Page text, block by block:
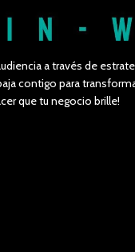
a través de
contigo para
que tu negocio brille!